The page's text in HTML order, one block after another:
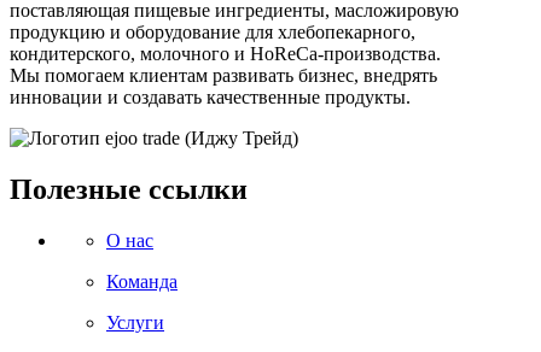
поставляющая пищевые ингредиенты, масложировую
продукцию и оборудование для хлебопекарного,
кондитерского, молочного и HoReCa-производства.
Мы помогаем клиентам развивать бизнес, внедрять
инновации и создавать качественные продукты.
Полезные ссылки
О нас
Команда
Услуги